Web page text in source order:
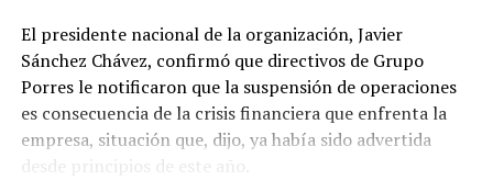
El presidente nacional de la organización, Javier
Sánchez Chávez, confirmó que directivos de Grupo
Porres le notificaron que la suspensión de operaciones
es consecuencia de la crisis financiera que enfrenta la
empresa, situación que, dijo, ya había sido advertida
desde principios de este año.